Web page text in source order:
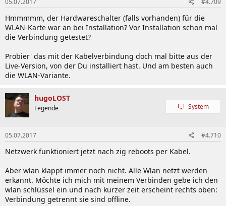
Hmmmmm, der Hardwareschalter (falls vorhanden) für die
WLAN-Karte war an bei Installation? Vor Installation schon mal
die Verbindung getestet?
Probier' das mit der Kabelverbindung doch mal bitte aus der
Live-Version, von der Du installiert hast. Und am besten auch
die WLAN-Variante.
hugoLOST
Legende System
05.07.2017 #4.710
Netzwerk funktioniert jetzt nach zig reboots per Kabel.
Aber wlan klappt immer noch nicht. Alle Wlan netzt werden
erkannt. Möchte ich mich mit meinem Verbinden gebe ich den
wlan schlüssel ein und nach kurzer zeit erscheint rechts oben:
Verbindung getrennt sie sind offline.